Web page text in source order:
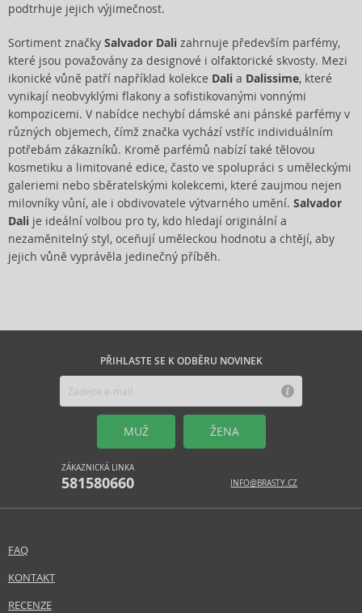
podtrhuje jejich výjimečnost.
Sortiment značky Salvador Dali zahrnuje především parfémy,
které jsou považovány za designové i olfaktorické skvosty. Mezi
ikonické vůně patří například kolekce Dali a Dalissime, které
vynikají neobvyklými flakony a sofistikovanými vonnými
kompozicemi. V nabídce nechybí dámské ani pánské parfémy v
různých objemech, čímž značka vychází vstříc individuálním
potřebám zákazníků. Kromě parfémů nabízí také tělovou
kosmetiku a limitované edice, často ve spolupráci s uměleckými
galeriemi nebo sběratelskými kolekcemi, které zaujmou nejen
milovníky vůní, ale i obdivovatele výtvarného umění. Salvador
Dali je ideální volbou pro ty, kdo hledají originální a
nezaměnitelný styl, oceňují uměleckou hodnotu a chtějí, aby
jejich vůně vyprávěla jedinečný příběh.
PŘIHLASTE SE K ODBĚRU NOVINEK
MUŽ ŽENA
ZÁKAZNICKÁ LINKA
581580660 INFO@BRASTY.CZ
FAQ
KONTAKT
RECENZE